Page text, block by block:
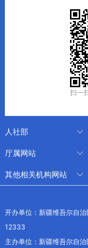
扫一
人社部
技能人才评价工作网
厅属网站
中国新疆人才网
其他相关机构网站
新疆新闻网
新疆电视台
开办单位：新疆维吾尔自
12333
主办单位：新疆维吾尔自